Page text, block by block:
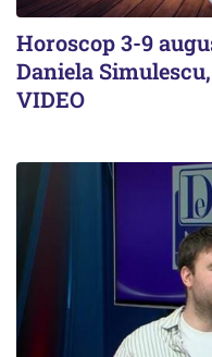
Horoscop 3-9
Daniela
VIDEO